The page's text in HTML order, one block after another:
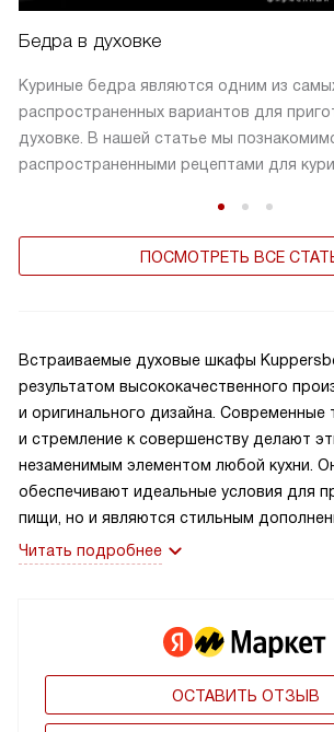
Бедра в духовке
Куриные бедра являются одним из
распространенных вариантов для
духовке. В нашей статье мы
распространенными рецептами для
ПОСМОТРЕТЬ ВСЕ
Встраиваемые духовые шкафы
результатом высококачественного
и оригинального дизайна. Современные
и стремление к совершенству делают
незаменимым элементом любой кухни.
обеспечивают идеальные условия для
пищи, но и являются стильным
Читать подробнее
ОСТАВИТЬ ОТЗЫВ